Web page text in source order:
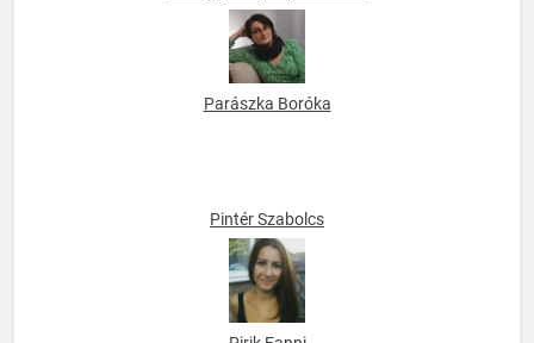
Dr. Papp-Váry Árpád Ferenc
Pintér Szabolcs